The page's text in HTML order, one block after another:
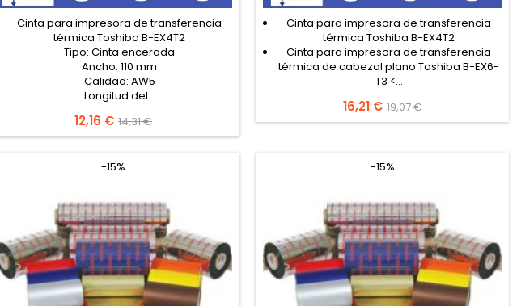
Cinta para impresora de transferencia
térmica Toshiba B-EX4T2
Tipo: Cinta encerada
Ancho: 110 mm
Calidad: AW5
Longitud del...
Precio
12,16 € Precio
base
14,31 €
Cinta para impresora de transferencia
térmica Toshiba B-EX4T2
Cinta para impresora de transferencia
térmica de cabezal plano Toshiba B-EX6-
T3 <...
Precio
16,21 € Precio
base
19,07 €
-15% -15%